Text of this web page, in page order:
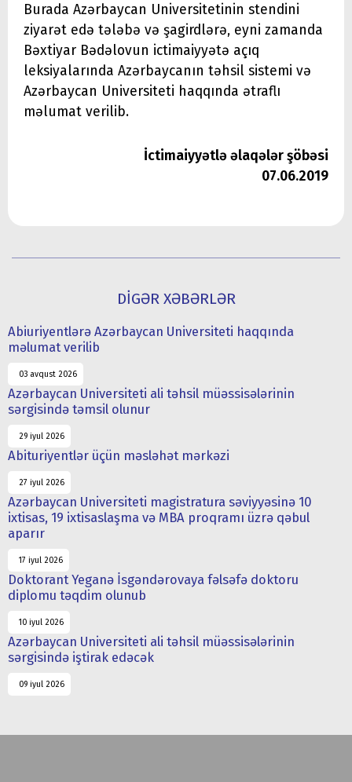
Burada Azərbaycan Universitetinin stendini
ziyarət edə tələbə və şagirdlərə, eyni zamanda
Bəxtiyar Bədəlovun ictimaiyyətə açıq
leksiyalarında Azərbaycanın təhsil sistemi və
Azərbaycan Universiteti haqqında ətraflı
məlumat verilib.
İctimaiyyətlə əlaqələr şöbəsi
07.06.2019
DİGƏR XƏBƏRLƏR
Abiuriyentlərə Azərbaycan Universiteti haqqında
məlumat verilib
03 avqust 2026
Azərbaycan Universiteti ali təhsil müəssisələrinin
sərgisində təmsil olunur
29 iyul 2026
Abituriyentlər üçün məsləhət mərkəzi
27 iyul 2026
Azərbaycan Universiteti magistratura səviyyəsinə 10
ixtisas, 19 ixtisaslaşma və MBA proqramı üzrə qəbul
aparır
17 iyul 2026
Doktorant Yeganə İsgəndərovaya fəlsəfə doktoru
diplomu təqdim olunub
10 iyul 2026
Azərbaycan Universiteti ali təhsil müəssisələrinin
sərgisində iştirak edəcək
09 iyul 2026